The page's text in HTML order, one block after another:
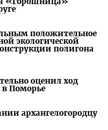
положительное
экологической
полигона
оценил ход
Поморье
архангелогородцу